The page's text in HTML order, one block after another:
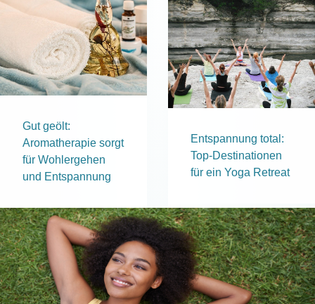
Gut geölt:
Aromatherapie sorgt
für Wohlergehen
und Entspannung
Entspannung total:
Top-Destinationen
für ein Yoga Retreat